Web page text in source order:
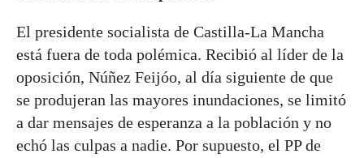
El presidente socialista de Castilla-La Mancha
está fuera de toda polémica. Recibió al líder de la
oposición, Núñez Feijóo, al día siguiente de que
se produjeran las mayores inundaciones, se limitó
a dar mensajes de esperanza a la población y no
echó las culpas a nadie. Por supuesto, el PP de